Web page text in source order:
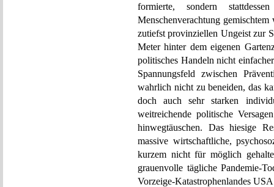
formierte, sondern
Menschenverachtung
zutiefst provinziellen Ungeist zur
Meter hinter dem eigenen
politisches Handeln nicht
Spannungsfeld zwischen
wahrlich nicht zu beneiden, das
doch auch sehr starken
weitreichende politische
hinwegtäuschen. Das hiesige
massive wirtschaftliche,
kurzem nicht für möglich
grauenvolle tägliche Pandemie-
Vorzeige-Katastrophenlandes